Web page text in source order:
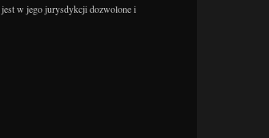
w jego jurysdykcji dozwolone i